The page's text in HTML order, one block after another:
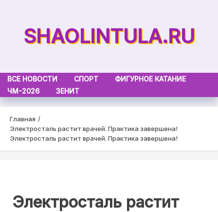
contentSHAOLINTULA.RU
ВСЕ НОВОСТИ СПОРТ
ФИГУРНОЕ КАТАНИЕ
ЧМ-2026
ЗЕНИТ
Главная
Электросталь растит врачей. Практика завершена!
Электросталь растит врачей. Практика завершена!
Электросталь растит